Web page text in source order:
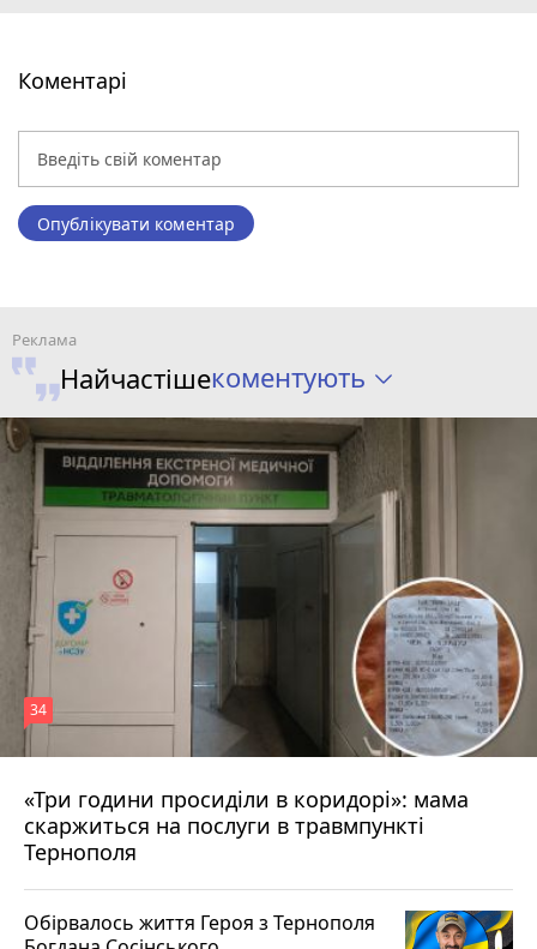
Коментарі
Опублікувати коментар
Найчастішекоментують
«Три години просиділи в коридорі»: мама
скаржиться на послуги в травмпункті
Тернополя
34
Вчора о 13:05
Обірвалось життя Героя з Тернополя